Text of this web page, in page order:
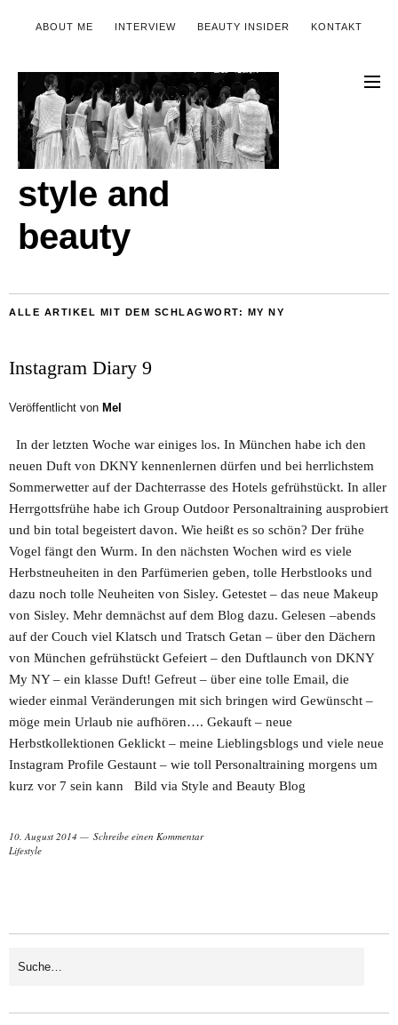
ABOUT ME INTERVIEW BEAUTY INSIDER KONTAKT
style and
beauty
ALLE ARTIKEL MIT DEM SCHLAGWORT: MY NY
Instagram Diary 9
Veröffentlicht von Mel
In der letzten Woche war einiges los. In München habe ich den
neuen Duft von DKNY kennenlernen dürfen und bei herrlichstem
Sommerwetter auf der Dachterrasse des Hotels gefrühstückt. In aller
Herrgottsfrühe habe ich Group Outdoor Personaltraining ausprobiert
und bin total begeistert davon. Wie heißt es so schön? Der frühe
Vogel fängt den Wurm. In den nächsten Wochen wird es viele
Herbstneuheiten in den Parfümerien geben, tolle Herbstlooks und
dazu noch tolle Neuheiten von Sisley. Getestet – das neue Makeup
von Sisley. Mehr demnächst auf dem Blog dazu. Gelesen –abends
auf der Couch viel Klatsch und Tratsch Getan – über den Dächern
von München gefrühstückt Gefeiert – den Duftlaunch von DKNY
My NY – ein klasse Duft! Gefreut – über eine tolle Email, die
wieder einmal Veränderungen mit sich bringen wird Gewünscht –
möge mein Urlaub nie aufhören…. Gekauft – neue
Herbstkollektionen Geklickt – meine Lieblingsblogs und viele neue
Instagram Profile Gestaunt – wie toll Personaltraining morgens um
kurz vor 7 sein kann Bild via Style and Beauty Blog
10. August 2014
Schreibe einen Kommentar
Lifestyle